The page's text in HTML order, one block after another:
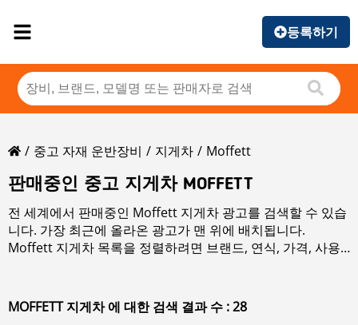
등록하기
중고 자재 운반장비 지게차
Moffett
판매중인 중고 지게차 MOFFETT
전 세계에서 판매중인 Moffett 지게차 광고를 검색할 수 있습
니다. 가장 최근에 올라온 광고가 맨 위에 배치됩니다.
Moffett 지게차 목록을 정렬하려면 브랜드, 연식, 가격, 사용
MOFFETT 지게차 에 대한 검색 결과 수 : 28